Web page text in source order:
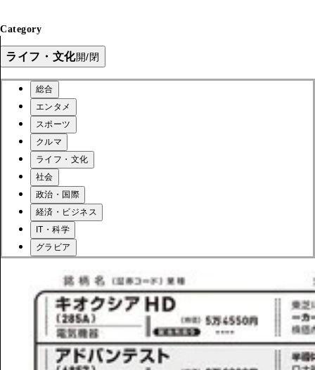
Category
ライフ・文化開/閉
総合
エンタメ
スポーツ
クルマ
ライフ・文化
社会
政治・国際
経済・ビジネス
IT・科学
グラビア